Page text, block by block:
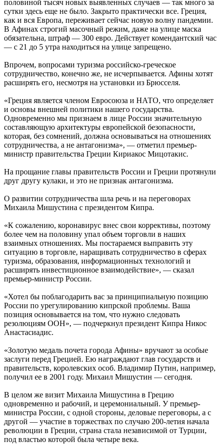
половиной тысяч новых выявленных случаев — так много за
сутки здесь еще не было. Закрыто практически все. Греция,
как и вся Европа, переживает сейчас новую волну пандемии.
В Афинах строгий масочный режим, даже на улице маска
обязательна, штраф — 300 евро. Действует комендантский час
— с 21 до 5 утра находиться на улице запрещено.
Впрочем, вопросами туризма российско-греческое
сотрудничество, конечно же, не исчерпывается. Афины хотят
расширять его, несмотря на установки из Брюсселя.
«Греция является членом Евросоюза и НАТО, что определяет
и основы внешней политики нашего государства.
Одновременно мы признаем в лице России значительную
составляющую архитектуры европейской безопасности,
которая, без сомнений, должна основываться на отношениях
сотрудничества, а не антагонизма», — отметил премьер-
министр правительства Греции Кириакос Мицотакис.
На прощание главы правительств России и Греции протянули
друг другу кулаки, и это не признак антагонизма.
О развитии сотрудничества шла речь и на переговорах
Михаила Мишустина с президентом Кипра.
«К сожалению, коронавирус внес свои коррективы, поэтому
более чем на половину упал объем торговли в наших
взаимных отношениях. Мы постараемся выправить эту
ситуацию в торговле, наращивать сотрудничество в сферах
туризма, образования, информационных технологий и
расширять инвестиционное взаимодействие», — сказал
премьер-министр России.
«Хотел бы поблагодарить вас за принципиальную позицию
России по урегулированию кипрской проблемы. Ваша
позиция основывается на том, что нужно следовать
резолюциям ООН», — подчеркнул президент Кипра Никос
Анастасиадис.
«Золотую медаль почета города Афины» вручают за особые
заслуги перед Грецией. Ею награждают глав государств и
правительств, королевских особ. Владимир Путин, например,
получил ее в 2001 году. Михаил Мишустин — сегодня.
В целом же визит Михаила Мишустина в Грецию
одновременно и рабочий, и церемониальный. У премьер-
министра России, с одной стороны, деловые переговоры, а с
другой — участие в торжествах по случаю 200-летия начала
революции в Греции, страна стала независимой от Турции,
под властью которой была четыре века.